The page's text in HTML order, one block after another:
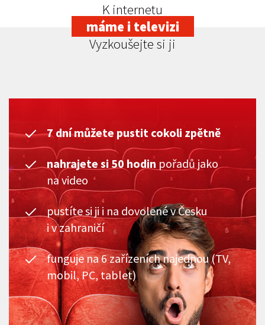
K internetu
máme i televizi
Vyzkoušejte si ji
7 dní můžete pustit cokoli zpětně
nahrajete si 50 hodin pořadů jako
na video
pustíte si ji i na dovolené v Česku
i v zahraničí
funguje na 6 zařízeních najednou (TV,
mobil, PC, tablet)